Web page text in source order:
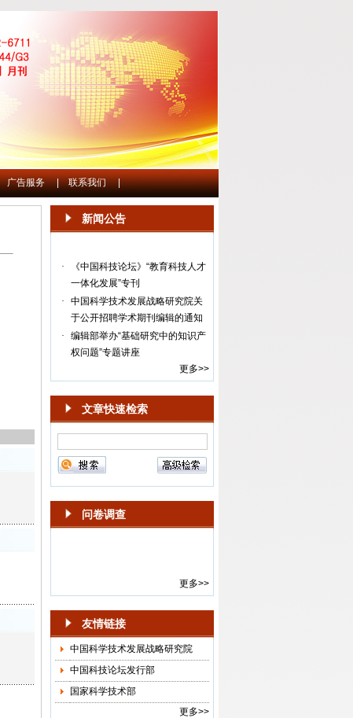
广告服务 | 联系我们 |
新闻公告
一体化发展”专刊
中国科学技术发展战略研究院关
于公开招聘学术期刊编辑的通知
编辑部举办“基础研究中的知识产
权问题”专题讲座
《中国科技论坛》期刊召开编委
与治理”专栏征稿启事
· 编辑部举办“科学学发展回顾”专
· 新一届《中国科技论坛》期刊顾
问委员会年度会议召开
坛》选题会在京召开
· 第15届《中国科技论坛》“面向中
《中国科技论坛》杂志社召开
2018年选题会
供给侧结构性改革”会议通知
·
“中国科技论坛·科技创新与供给
侧结构性改革”预通知
·
关于邀请参加“《中国科技论坛》
作者、审稿人和编辑座谈会”的函
更多>>
文章快速检索
问卷调查
更多>>
友情链接
中国科学技术发展战略研究院
中国科技论坛发行部
国家科学技术部
更多>>